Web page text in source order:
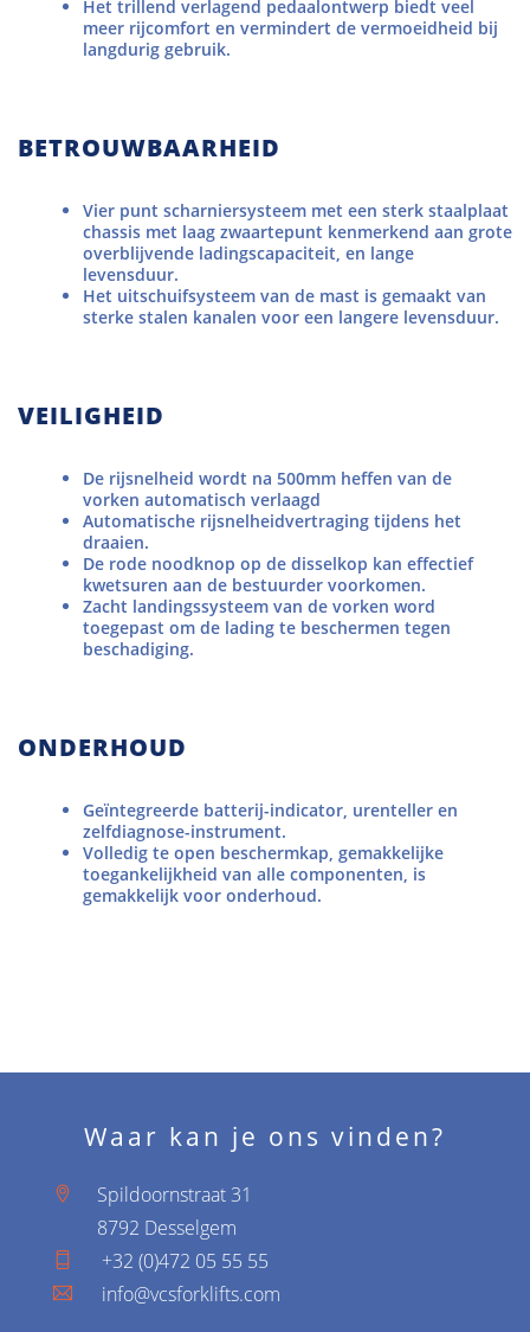
Het trillend verlagend pedaalontwerp biedt veel
meer rijcomfort en vermindert de vermoeidheid bij
langdurig gebruik.
BETROUWBAARHEID
Vier punt scharniersysteem met een sterk staalplaat
chassis met laag zwaartepunt kenmerkend aan grote
overblijvende ladingscapaciteit, en lange
levensduur.
Het uitschuifsysteem van de mast is gemaakt van
sterke stalen kanalen voor een langere levensduur.
VEILIGHEID
De rijsnelheid wordt na 500mm heffen van de
vorken automatisch verlaagd
Automatische rijsnelheidvertraging tijdens het
draaien.
De rode noodknop op de disselkop kan effectief
kwetsuren aan de bestuurder voorkomen.
Zacht landingssysteem van de vorken word
toegepast om de lading te beschermen tegen
beschadiging.
ONDERHOUD
Geïntegreerde batterij-indicator, urenteller en
zelfdiagnose-instrument.
Volledig te open beschermkap, gemakkelijke
toegankelijkheid van alle componenten, is
gemakkelijk voor onderhoud.
Waar kan je ons vinden?
Spildoornstraat 31
8792 Desselgem
+32 (0)472 05 55 55
info@vcsforklifts.com